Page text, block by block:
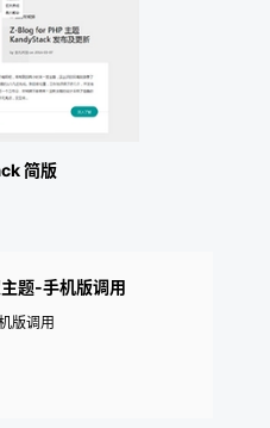
简版
题-手机版调用
版调用